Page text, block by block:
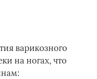
варикозного
на ногах, что